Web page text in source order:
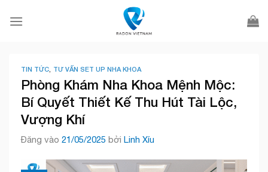
qua
TIN TỨC TƯ VẤN SET UP NHA KHOA
Phòng Khám Nha Khoa Mệnh Mộc:
Bí Quyết Thiết Kế Thu Hút Tài Lộc,
Vượng Khí
Đăng vào 21/05/2025 bởi Linh Xíu